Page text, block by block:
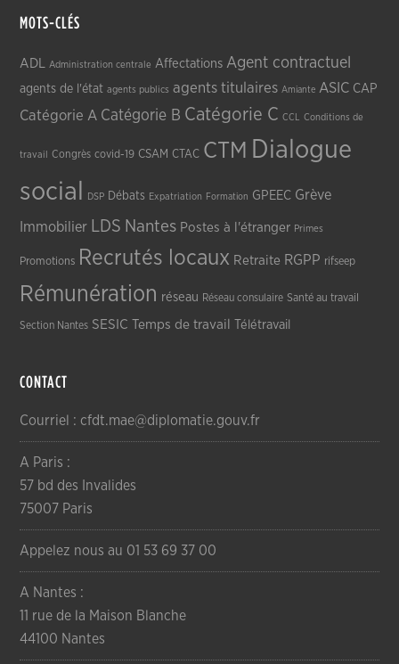
MOTS-CLÉS
ADL Administration centrale Affectations Agent contractuel
agents de l'état agents publics agents titulaires Amiante ASIC CAP
Catégorie A Catégorie B Catégorie C CCL Conditions de
travail Congrès covid-19 CSAM CTAC CTM Dialogue
social
DSP Débats Expatriation Formation GPEEC Grève
Immobilier LDS Nantes Postes à l'étranger Primes
Promotions Recrutés locaux Retraite RGPP rifseep
Rémunération réseau Réseau consulaire Santé au travail
Section Nantes SESIC Temps de travail Télétravail
CONTACT
Courriel : cfdt.mae@diplomatie.gouv.fr
A Paris :
57 bd des Invalides
75007 Paris
Appelez nous au 01 53 69 37 00
A Nantes :
11 rue de la Maison Blanche
44100 Nantes